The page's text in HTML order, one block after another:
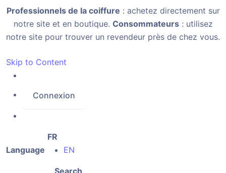
Professionnels de la coiffure : achetez directement sur
notre site et en boutique. Consommateurs: utilisez
notre site pour trouver un revendeur près de chez vous.
Skip to Content
Connexion
Language
FR
EN
Search